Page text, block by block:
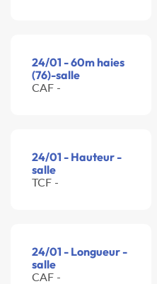
24/01 - 60m haies
(76)-salle
CAF -
24/01 - Hauteur -
salle
TCF -
24/01 - Longueur -
salle
CAF -